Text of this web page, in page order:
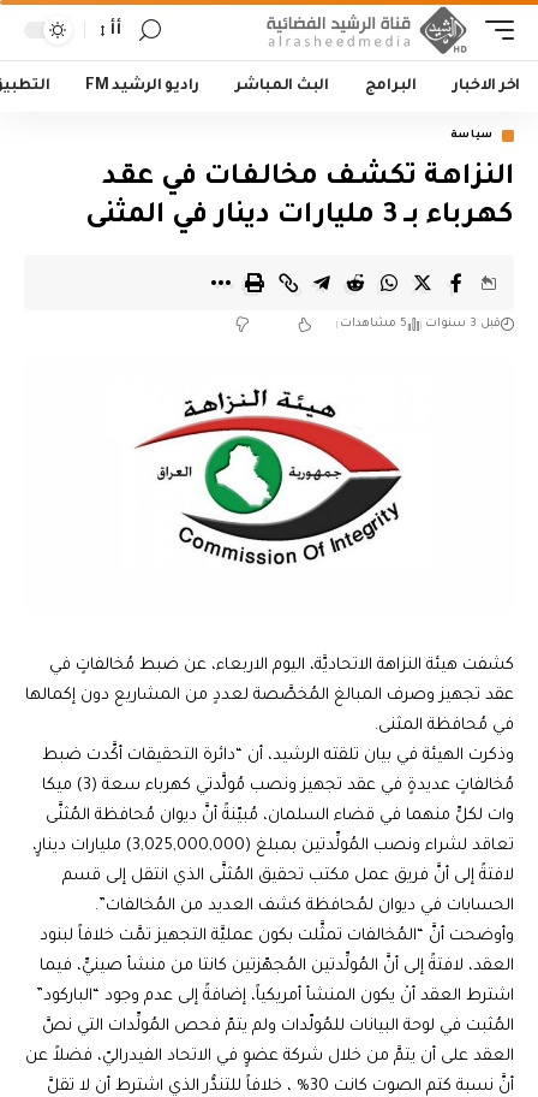
أأ
اخر الاخبار البرامج البث المباشر راديو الرشيد FM
سياسة
النزاهـة تكشـف مخالـفـات في عقـد
كهـرباء بــ 3 مليارات دينار في المثنى
قبل 3 سنوات 5 مشاهدات
كشفت هيئة النزاهة الاتحاديَّة، اليوم الاربعاء، عن ضبط مُخالفاتٍ في
عقد تجهيز وصرف المبالغ المُخصَّصة لعددٍ من المشاريع دون إكمالها
في مُحافظة المثنى.
وذكرت الهيئة في بيان تلقته الرشيد، أن “دائرة التحقيقات أكَّدت ضبط
مُخالفاتٍ عديدةٍ في عقد تجهيز ونصب مُولَّدتي كهرباء سعة (3) ميكا
وات لكلٍّ منهما في قضاء السلمان، مُبيّنةً أنَّ ديوان مُحافظة المُثنَّى
تعاقد لشراء ونصب المُولِّدتين بمبلغ (3,025,000,000) مليارات دينارٍ،
لافتةً إلى أنَّ فريق عمل مكتب تحقيق المُثنَّى الذي انتقل إلى قسم
الحسابات في ديوان لمُحافظة كشف العديد من المُخالفات”.
وأوضحت أنَّ “المُخالفات تمثَّلت بكون عمليَّة التجهيز تمَّت خلافاً لبنود
العقد، لافتةً إلى أنَّ المُولِّدتين المُجهّزتين كانتا من منشأ صينيٍّ، فيما
اشترط العقد أنْ يكون المنشأ أمريكياً، إضافةً إلى عدم وجود “الباركود”
المُثبت في لوحة البيانات للمُولّدات ولم يتمّ فحص المُولِّدات التي نصَّ
العقد على أن يتمَّ من خلال شركة عضوٍ في الاتحاد الفيدراليّ، فضلاً عن
أنَّ نسبة كتم الصوت كانت 30% ، خلافاً للتندُّر الذي اشترط أن لا تقلَّ